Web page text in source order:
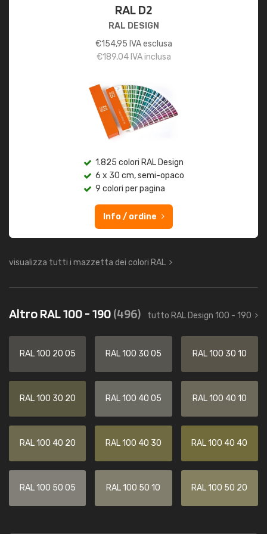
RAL D2
RAL DESIGN
€154,95 IVA esclusa
€189,04IVA inclusa
1.825 colori RAL Design
6 x 30 cm, semi-opaco
9 colori per pagina
Info / ordine
visualizza tutti i mazzetta dei colori RAL
Altro RAL 100 - 190(496) tutto RAL Design 100 - 190
RAL 100 20 05 RAL 100 30 05 RAL 100 30 10
RAL 100 30 20 RAL 100 40 05 RAL 100 40 10
RAL 100 40 20 RAL 100 40 30 RAL 100 40 40
RAL 100 50 05 RAL 100 50 10 RAL 100 50 20